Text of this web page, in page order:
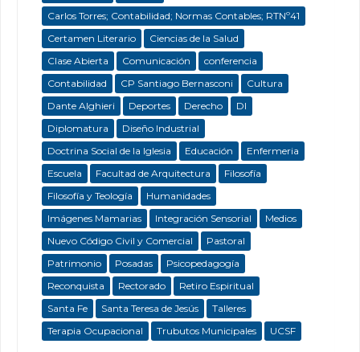
Carlos Torres; Contabilidad; Normas Contables; RTNº41
Certamen Literario
Ciencias de la Salud
Clase Abierta
Comunicación
conferencia
Contabilidad
CP Santiago Bernasconi
Cultura
Dante Alghieri
Deportes Derecho
DI
Diplomatura
Diseño Industrial
Doctrina Social de la Iglesia
Educación
Enfermeria
Escuela
Facultad de Arquitectura
Filosofía
Filosofía y Teología
Humanidades
Imágenes Mamarias
Integración Sensorial
Medios
Nuevo Código Civil y Comercial
Pastoral
Patrimonio
Posadas
Psicopedagogía
Reconquista
Rectorado
Retiro Espiritual
Santa Fe
Santa Teresa de Jesús
Talleres
Terapia Ocupacional
Trubutos Municipales UCSF